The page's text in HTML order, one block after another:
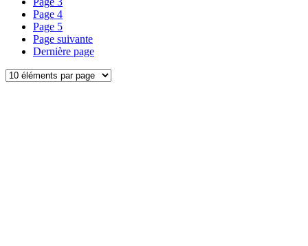
Page 4
Page 5
Page suivante
Dernière page